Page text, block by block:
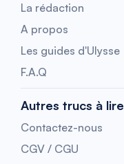
La rédaction
A propos
Les guides d'Ulysse
F.A.Q
Autres trucs à lire
Contactez-nous
CGV / CGU